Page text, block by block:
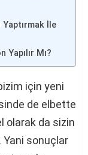
İle
Mı?
için yeni
de elbette
olarak da sizin
sonuçlar